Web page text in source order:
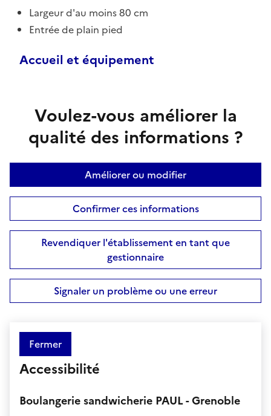
Largeur d'au moins 80 cm
Entrée de plain pied
Accueil et équipement
Voulez-vous améliorer la
qualité des informations ?
Améliorer ou modifier
Confirmer ces informations
Revendiquer l'établissement en tant que
gestionnaire
Signaler un problème ou une erreur
Fermer
Accessibilité
Boulangerie sandwicherie PAUL - Grenoble